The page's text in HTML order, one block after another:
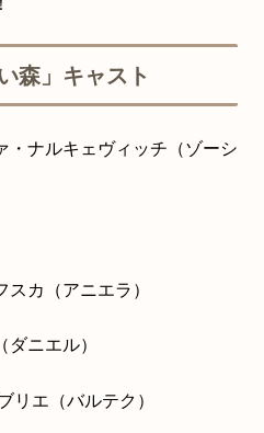
森」キャスト
・ナルキェヴィッチ（ゾーシ
カ（アニエラ）
ニエル）
リエ（バルテク）